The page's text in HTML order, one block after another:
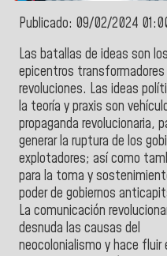
Publicado: 09/02/2024
Las batallas de ideas son los
epicentros transformadores
revoluciones. Las ideas
la teoría y praxis son
propaganda revolucionaria,
generar la ruptura de los
explotadores; así como
para la toma y
poder de gobiernos
La comunicación
desnuda las causas del
neocolonialismo y hace fluir